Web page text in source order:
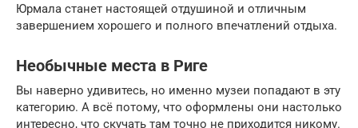
Юрмала станет настоящей отдушиной и отличным
завершением хорошего и полного впечатлений отдыха.
Необычные места в Риге
Вы наверно удивитесь, но именно музеи попадают в эту
категорию. А всё потому, что оформлены они настолько
интересно, что скучать там точно не приходится никому.